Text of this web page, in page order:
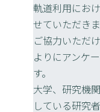
軌道利用にお
せていただきま
ご協力いただ
よりにアンケ
す。
大学、研究機
している研究